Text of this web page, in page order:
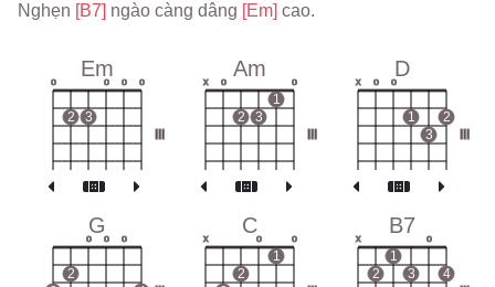
Nghẹn [B7] ngào càng dâng [Em] cao.
Em
o
2 3
o o o
Am
x o
2 3
1
o
D
x o o
1
3
2
G
2
o o o
C
x
2
o
1
o
B7
x
2
1
3
o
4